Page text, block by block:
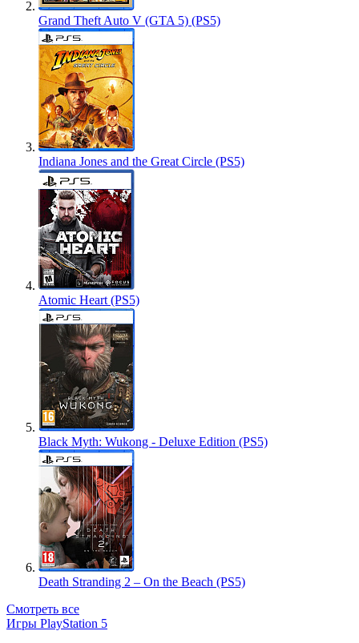
Grand Theft Auto V (GTA 5) (PS5)
Indiana Jones and the Great Circle (PS5)
Atomic Heart (PS5)
Black Myth: Wukong - Deluxe Edition (PS5)
Death Stranding 2 – On the Beach (PS5)
Смотреть все
Игры PlayStation 5